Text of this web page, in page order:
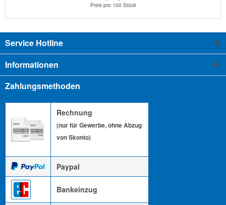
Preis pro 100 Stück
Service Hotline
Informationen
Zahlungsmethoden
Rechnung
(nur für Gewerbe, ohne Abzug
von Skonto)
Paypal
Bankeinzug